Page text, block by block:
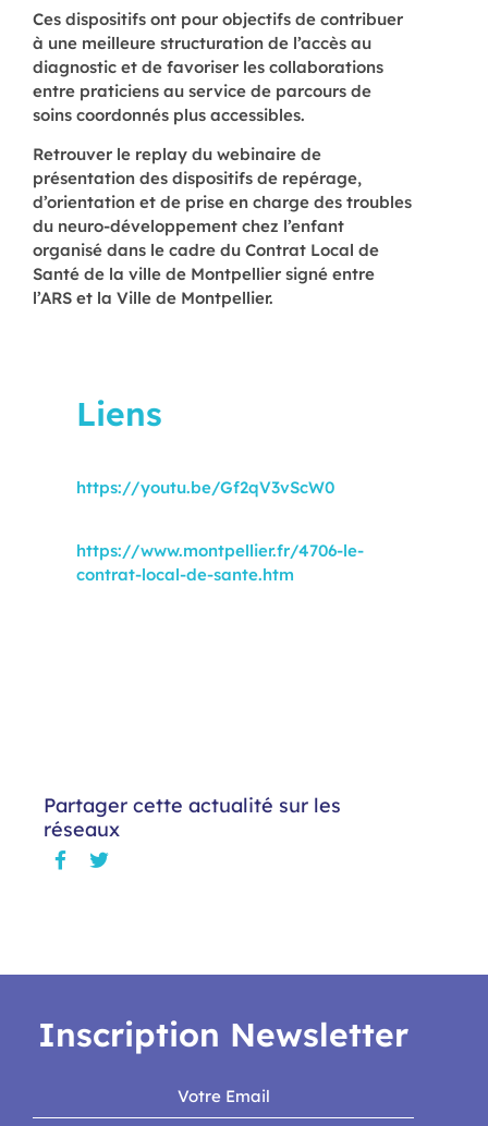
Ces dispositifs ont pour objectifs de contribuer
à une meilleure structuration de l’accès au
diagnostic et de favoriser les collaborations
entre praticiens au service de parcours de
soins coordonnés plus accessibles.
Retrouver le replay du webinaire de
présentation des dispositifs de repérage,
d’orientation et de prise en charge des troubles
du neuro-développement chez l’enfant
organisé dans le cadre du Contrat Local de
Santé de la ville de Montpellier signé entre
l’ARS et la Ville de Montpellier.
Liens
https://youtu.be/Gf2qV3vScW0
https://www.montpellier.fr/4706-le-
contrat-local-de-sante.htm
Partager cette actualité sur les
réseaux
Inscription Newsletter